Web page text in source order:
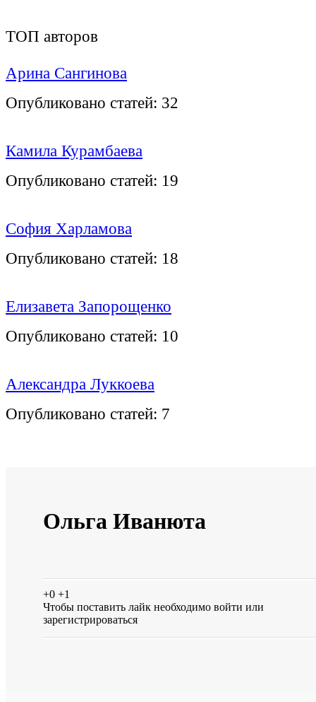
ТОП авторов
Арина Сангинова
Опубликовано статей: 32
Камила Курамбаева
Опубликовано статей: 19
София Харламова
Опубликовано статей: 18
Елизавета Запорощенко
Опубликовано статей: 10
Александра Луккоева
Опубликовано статей: 7
Ольга Иванюта
+0 +1
Чтобы поставить лайк необходимо войти или
зарегистрироваться